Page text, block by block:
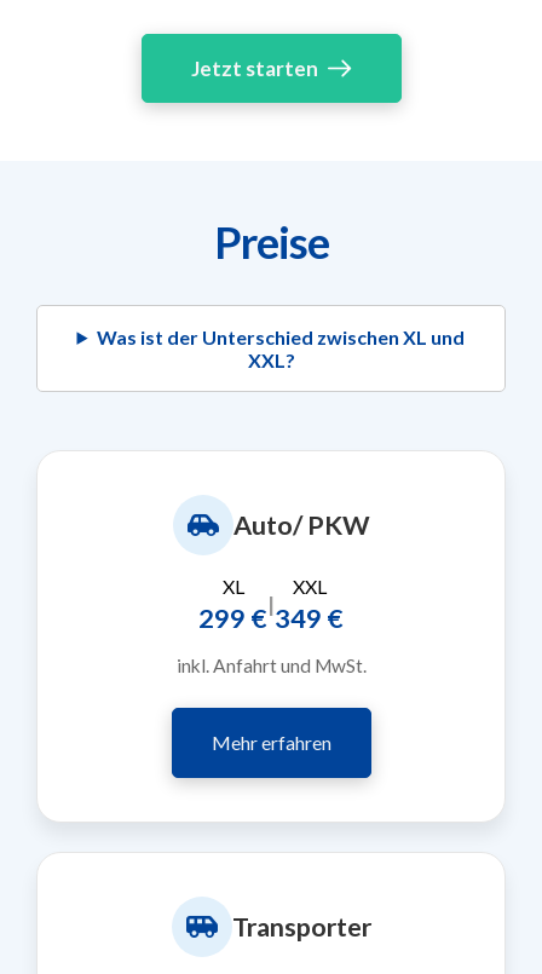
Jetzt starten
Preise
Was ist der Unterschied zwischen XL und
XXL?
Auto/ PKW
XL
299 €|
XXL
349 €
inkl. Anfahrt und MwSt.
Mehr erfahren
Transporter